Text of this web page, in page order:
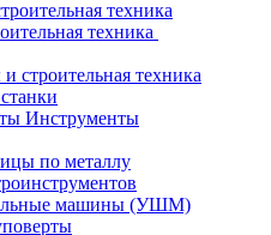
техника
строительная техника
Инструменты
по металлу
машины (УШМ)